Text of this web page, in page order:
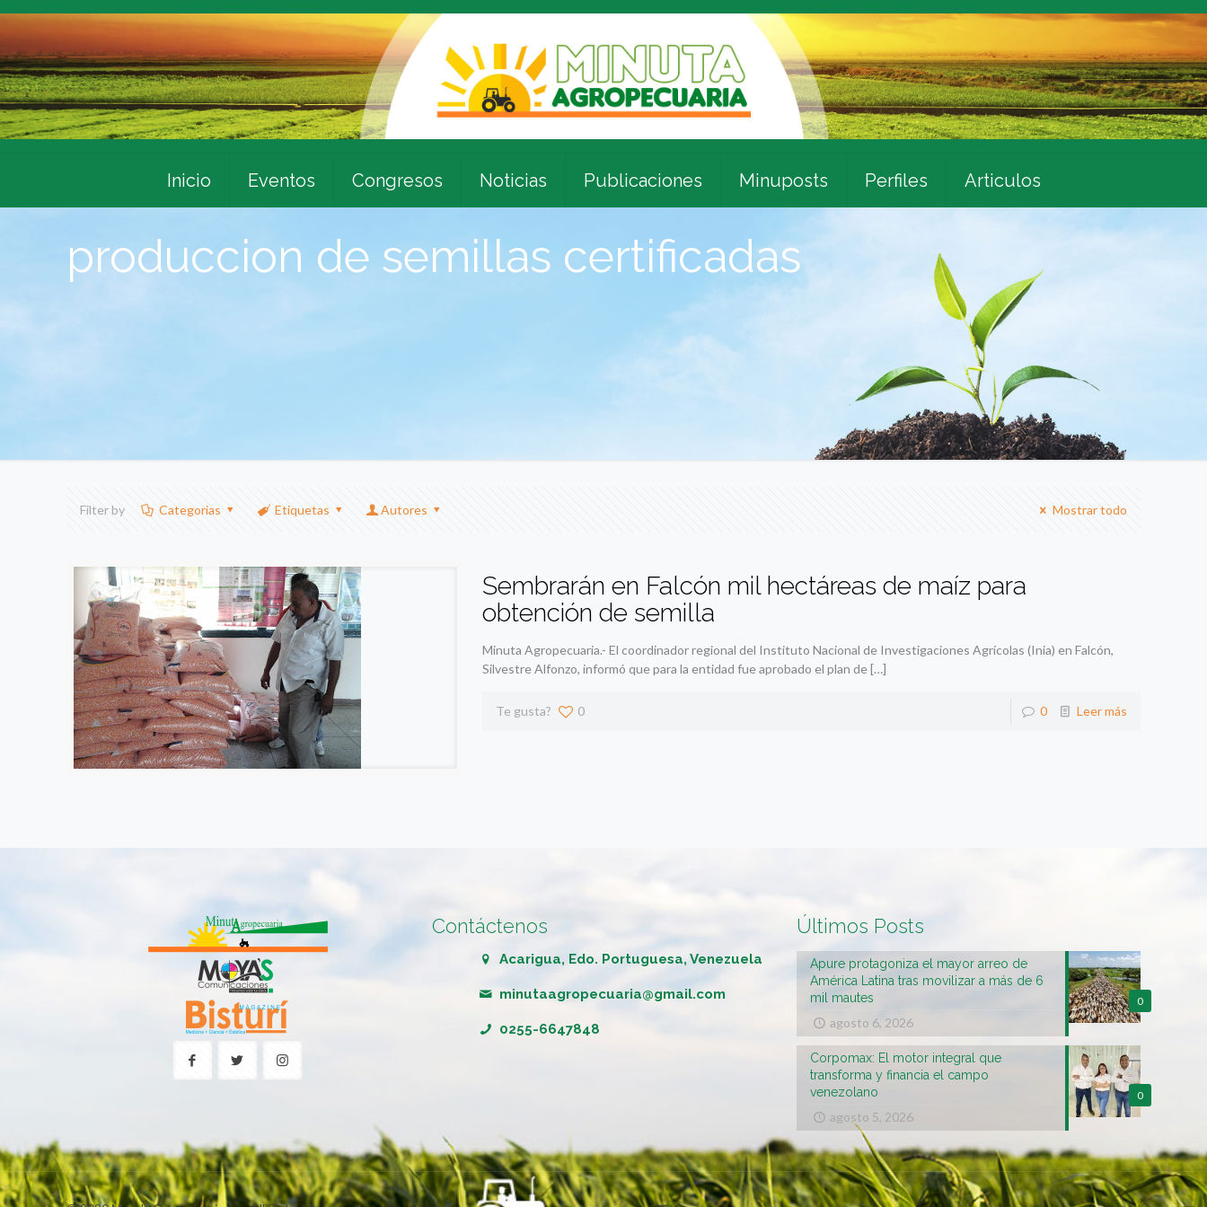
Inicio Eventos Congresos Noticias Publicaciones Minuposts Perfiles Articulos
produccion de semillas certificadas
Filter by Categorias Etiquetas Autores Mostrar todo
Sembrarán en Falcón mil hectáreas de maíz para
obtención de semilla
Minuta Agropecuaria.- El coordinador regional del Instituto Nacional de Investigaciones Agrícolas (Inia) en Falcón,
Silvestre Alfonzo, informó que para la entidad fue aprobado el plan de[…]
Te gusta? 0 0 Leer más
Contáctenos
Acarigua, Edo. Portuguesa, Venezuela
minutaagropecuaria@gmail.com
0255-6647848
Últimos Posts
0
Apure protagoniza el mayor arreo de
América Latina tras movilizar a más de 6
mil mautes
agosto 6, 2026
0
Corpomax: El motor integral que
transforma y financia el campo
venezolano
agosto 5, 2026